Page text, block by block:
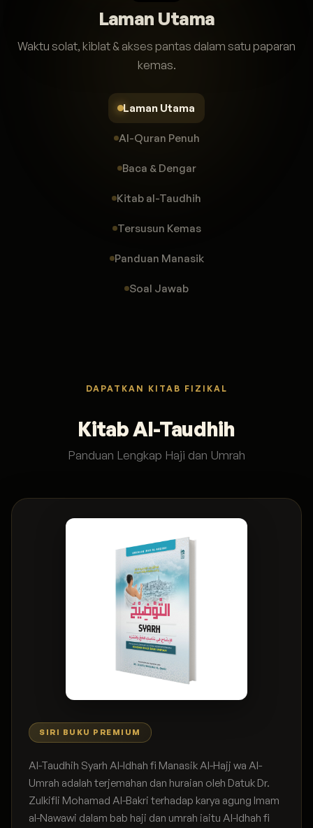
Laman Utama
Waktu solat, kiblat & akses pantas dalam satu paparan
kemas.
Laman Utama
Al-Quran Penuh
Baca & Dengar
Kitab al-Taudhih
Tersusun Kemas
Panduan Manasik
Soal Jawab
DAPATKAN KITAB FIZIKAL
Kitab Al-Taudhih
Panduan Lengkap Haji dan Umrah
SIRI BUKU PREMIUM
Al-Taudhih Syarh Al-Idhah fi Manasik Al-Hajj wa Al-
Umrah adalah terjemahan dan huraian oleh Datuk Dr.
Zulkifli Mohamad Al-Bakri terhadap karya agung Imam
al-Nawawi dalam bab haji dan umrah iaitu Al-Idhah fi